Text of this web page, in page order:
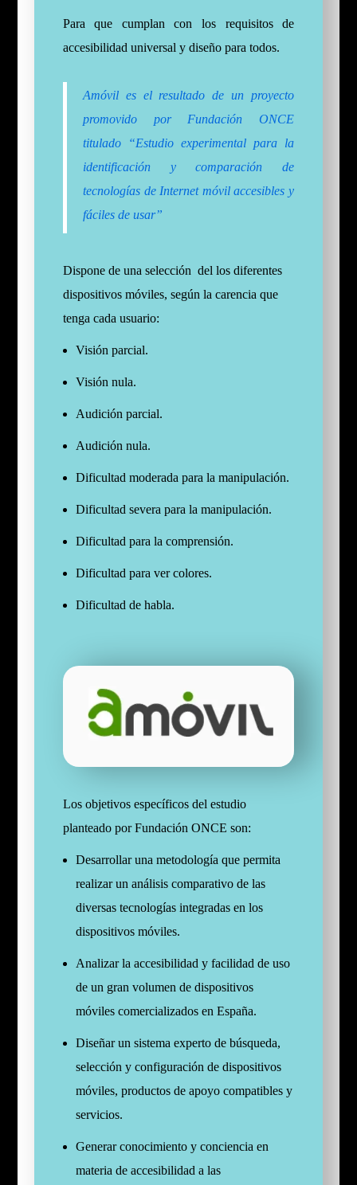
Para que cumplan con los requisitos de
accesibilidad universal y diseño para todos.
Amóvil es el resultado de un proyecto
promovido por Fundación ONCE
titulado “Estudio experimental para la
identificación y comparación de
tecnologías de Internet móvil accesibles y
fáciles de usar”
Dispone de una selección del los diferentes
dispositivos móviles, según la carencia que
tenga cada usuario:
Visión parcial.
Visión nula.
Audición parcial.
Audición nula.
Dificultad moderada para la manipulación.
Dificultad severa para la manipulación.
Dificultad para la comprensión.
Dificultad para ver colores.
Dificultad de habla.
Los objetivos específicos del estudio
planteado por Fundación ONCE son:
Desarrollar una metodología que permita
realizar un análisis comparativo de las
diversas tecnologías integradas en los
dispositivos móviles.
Analizar la accesibilidad y facilidad de uso
de un gran volumen de dispositivos
móviles comercializados en España.
Diseñar un sistema experto de búsqueda,
selección y configuración de dispositivos
móviles, productos de apoyo compatibles y
servicios.
Generar conocimiento y conciencia en
materia de accesibilidad a las